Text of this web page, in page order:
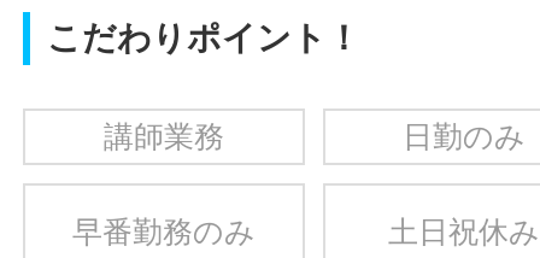
こだわりポイント！
講師業務 日勤のみ
早番勤務のみ 土日祝休み